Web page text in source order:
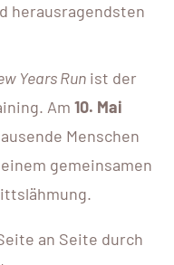
herausragendsten
Years Run ist der
Am 10. Mai
Menschen
gemeinsamen
an Seite durch